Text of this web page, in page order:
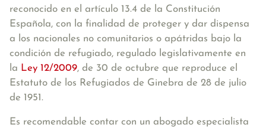
reconocido en el artículo 13.4 de la Constitución
Española, con la finalidad de proteger y dar dispensa
a los nacionales no comunitarios o apátridas bajo la
condición de refugiado, regulado legislativamente en
la Ley 12/2009, de 30 de octubre que reproduce el
Estatuto de los Refugiados de Ginebra de 28 de julio
de 1951.
Es recomendable contar con un abogado especialista